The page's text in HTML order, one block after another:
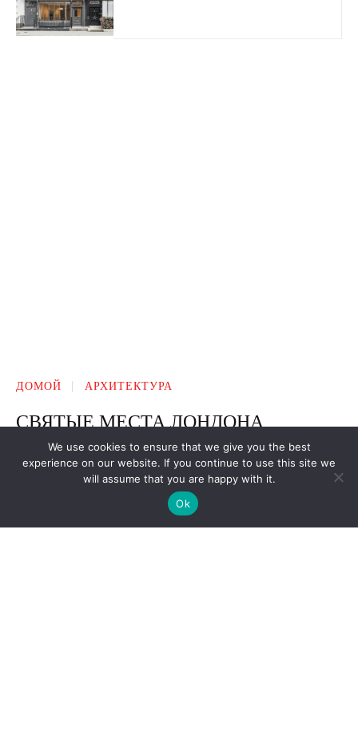
We use cookies to ensure that we give you the best
experience on our website. If you continue to use this site we
will assume that you are happy with it.
Ok